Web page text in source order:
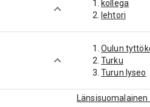
kollega
lehtori
Oulun
Turku
Turun lyseo